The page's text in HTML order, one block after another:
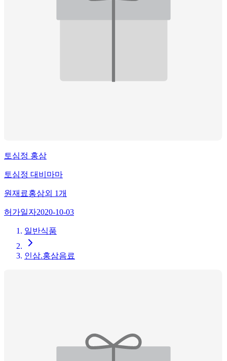
토심정 홍삼
토심정 대비마마
원재료홍삼외 1개
허가일자2020-10-03
일반식품
인삼.홍삼음료